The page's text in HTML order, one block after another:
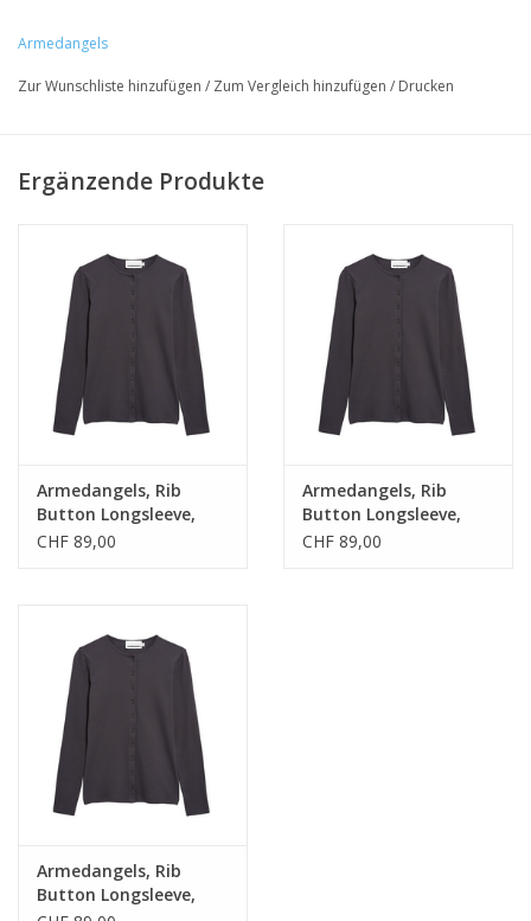
Armedangels
Zur Wunschliste hinzufügen / Zum Vergleich hinzufügen / Drucken
Ergänzende Produkte
Armedangels, Rib
Button Longsleeve,
dark steel, M
CHF 89,00
Armedangels, Rib
Button Longsleeve,
dark steel, S
CHF 89,00
Armedangels, Rib
Button Longsleeve,